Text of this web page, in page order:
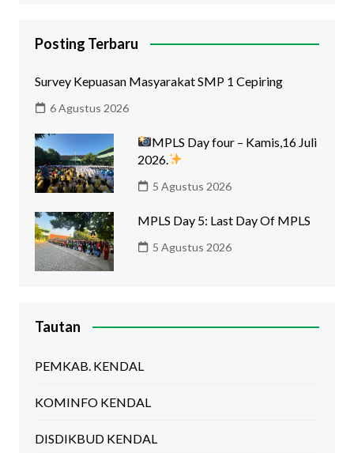
Posting Terbaru
Survey Kepuasan Masyarakat SMP 1 Cepiring
6 Agustus 2026
MPLS Day four – Kamis,16 Juli
2026.
5 Agustus 2026
MPLS Day 5: Last Day Of MPLS
5 Agustus 2026
Tautan
PEMKAB. KENDAL
KOMINFO KENDAL
DISDIKBUD KENDAL